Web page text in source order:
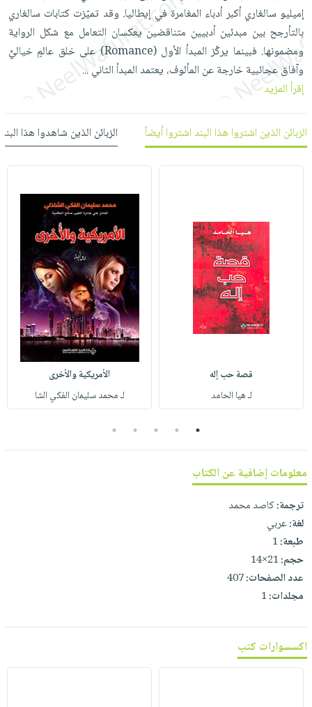
العناية
بالأسنان
الحمية
والتغذية
أدوات
المائدة
الأوعية
والتخزين
أدوات
المطبخ
الأكثر
مبيعاً
العودة
للمدارس
اكسسوارات
كتب
اكسسوارات
منزلية
اكسسوارات
حقائب
حلي
عناية
بالذات
صابون
شحن
مجاني
بنود
مختارة
اشتراكات
كل
الاشتراكات
صندوق
القراءة
حدود
بحث
متقدم
عن
الشركة
سياسة
الشركة
فيديوهات
خدمات
انشر
كتابك
تواصل
معنا
حسابك
الأمنيات
الإصدارات
إميليو سالغاري أكبر أدباء المغامرة في إيطاليا. وقد تميّزت كتابات سالغاري
بالتأرجح بين مبدئين أدبيين متناقضين يعكسان التعامل مع شكل الرواية
ومضمونها. فبينما يركّز المبدأ الأول (Romance) على خلق عالمٍ خياليٍّ
وآفاق عجائبية خارجة عن المألوف، يعتمد المبدأ الثاني...
إقرأ المزيد
الزبائن الذين اشتروا هذا البند اشتروا أيضاً الزبائن الذين شاهدوا هذا
قصة حب إله
لـ هيا الحامد
الأمريكية والأخرى
لـ محمد سليمان الفكي الشا
1
2
3
4
5
معلومات إضافية عن الكتاب
ترجمة:كاصد محمد
لغة:عربي
طبعة:1
حجم:21×14
عدد الصفحات:407
مجلدات:1
اكسسوارات كتب